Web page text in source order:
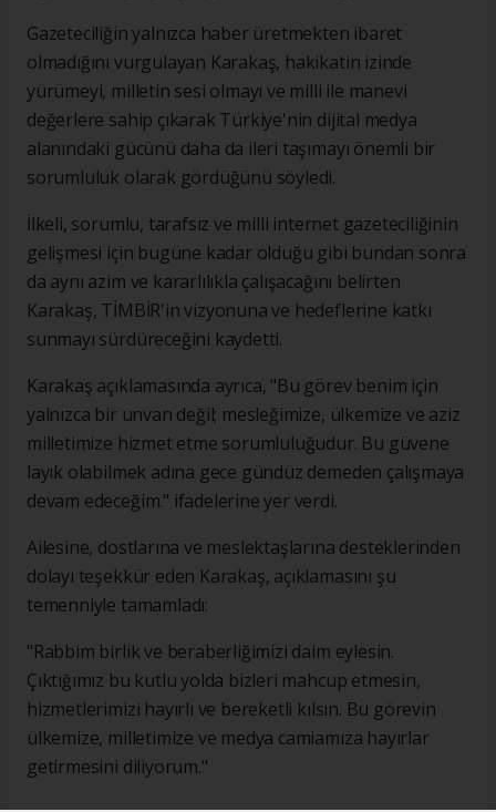
Gazeteciliğin yalnızca haber üretmekten ibaret
olmadığını vurgulayan Karakaş, hakikatin izinde
yürümeyi, milletin sesi olmayı ve milli ile manevi
değerlere sahip çıkarak Türkiye'nin dijital medya
alanındaki gücünü daha da ileri taşımayı önemli bir
sorumluluk olarak gördüğünü söyledi.
İlkeli, sorumlu, tarafsız ve milli internet gazeteciliğinin
gelişmesi için bugüne kadar olduğu gibi bundan sonra
da aynı azim ve kararlılıkla çalışacağını belirten
Karakaş, TİMBİR'in vizyonuna ve hedeflerine katkı
sunmayı sürdüreceğini kaydetti.
Karakaş açıklamasında ayrıca, "Bu görev benim için
yalnızca bir unvan değil; mesleğimize, ülkemize ve aziz
milletimize hizmet etme sorumluluğudur. Bu güvene
layık olabilmek adına gece gündüz demeden çalışmaya
devam edeceğim." ifadelerine yer verdi.
Ailesine, dostlarına ve meslektaşlarına desteklerinden
dolayı teşekkür eden Karakaş, açıklamasını şu
temenniyle tamamladı:
"Rabbim birlik ve beraberliğimizi daim eylesin.
Çıktığımız bu kutlu yolda bizleri mahcup etmesin,
hizmetlerimizi hayırlı ve bereketli kılsın. Bu görevin
ülkemize, milletimize ve medya camiamıza hayırlar
getirmesini diliyorum."